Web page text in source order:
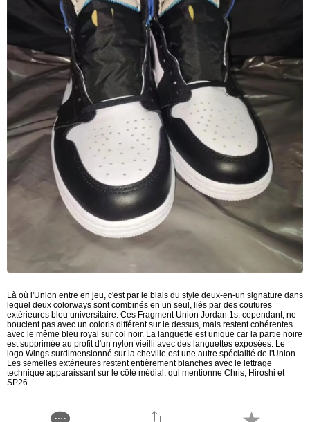
Là où l'Union entre en jeu, c'est par le biais du style deux-en-un signature dans
lequel deux colorways sont combinés en un seul, liés par des coutures
extérieures bleu universitaire. Ces Fragment Union Jordan 1s, cependant, ne
bouclent pas avec un coloris différent sur le dessus, mais restent cohérentes
avec le même bleu royal sur col noir. La languette est unique car la partie noire
est supprimée au profit d'un nylon vieilli avec des languettes exposées. Le
logo Wings surdimensionné sur la cheville est une autre spécialité de l'Union.
Les semelles extérieures restent entièrement blanches avec le lettrage
technique apparaissant sur le côté médial, qui mentionne Chris, Hiroshi et
SP26.